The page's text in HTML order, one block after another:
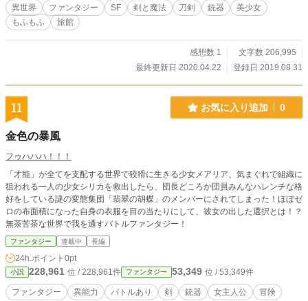
異世界 ファンタジー SF 剣と魔法 刀剣 銃器
美少女
もふもふ
旅館
感想数 1
文字数 206,995
最終更新日 2020.04.22
登録日 2019.08.31
11 お気に入り追加 0
金色の暴風
フゥハハハ！！！
「才能」が全てを支配する世界で狡猾に生きる少女メアリア、気まぐれで組織に
狙われる一人の少女シリカを救出したら、団長どころか団員みんなハレンチな格
好をしている謎の変態集団「翡翠の胡蝶」のメンバーにされてしまった！ほぼゼ
ロの布面積になった自身の衣服を目の当たりにして、彼女の出した選択とは！？
無茶苦茶な世界で我を通すバトルファンタジー！
ファンタジー 連載中 長編
24h.ポイント 0pt
小説 228,961 位 / 228,961件 ファンタジー 53,349 位 / 53,349件
ファンタジー 異能力 バトルあり 剣 銃器 女主人公 冒険